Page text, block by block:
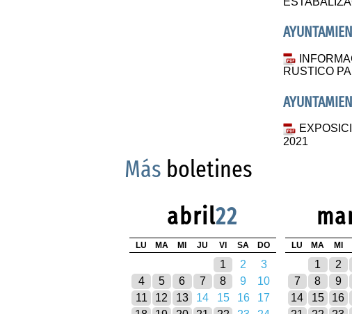
RUSTICO
2021
Más boletines
abril22
LU MA MI JU VI SA DO
1 2
3
4
5 6 7 8 9
10
11
12 13 14 15 16
17
LU MA MI
1 2
7
8 9
14
15 16